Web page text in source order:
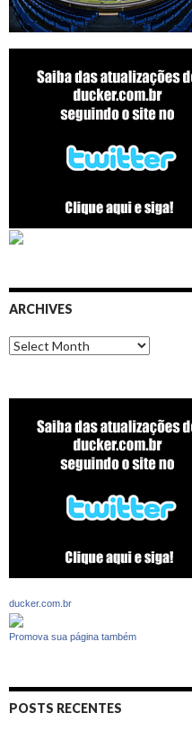
ARCHIVES
Archives
ducker.com.br
Promova sua página também
POSTS RECENTES